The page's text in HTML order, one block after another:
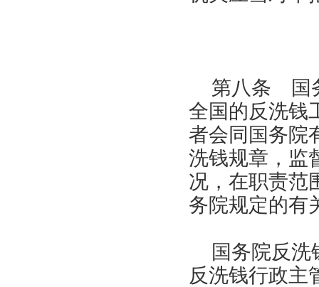
第八条 国
全国的反洗钱
者会同国务院
洗钱规章，监
况，在职责范
务院规定的有
国务院反
反洗钱行政主